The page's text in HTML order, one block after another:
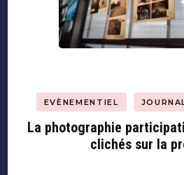
EVÈNEMENTIEL
La photographie
clichés sur la